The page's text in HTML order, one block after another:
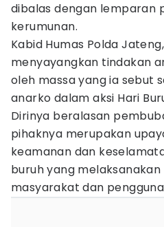
dibalas dengan lemparan
kerumunan.
Kabid Humas Polda
menyayangkan tindakan
oleh massa yang ia sebut
anarko dalam aksi Hari
Dirinya beralasan
pihaknya merupakan
keamanan dan
buruh yang
masyarakat dan